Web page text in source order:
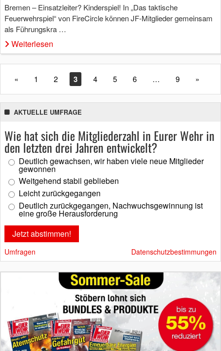
Bremen – Einsatzleiter? Kinderspiel! In „Das taktische
Feuerwehrspiel“ von FireCircle können JF-Mitglieder gemeinsam
als Führungskra …
Weiterlesen
« 1 2 3 4 5 6 … 9 »
AKTUELLE UMFRAGE
Wie hat sich die Mitgliederzahl in Eurer Wehr in
den letzten drei Jahren entwickelt?
Deutlich gewachsen, wir haben viele neue Mitglieder
gewonnen
Weitgehend stabil geblieben
Leicht zurückgegangen
Deutlich zurückgegangen, Nachwuchsgewinnung ist
eine große Herausforderung
Umfragen Datenschutzbestimmungen